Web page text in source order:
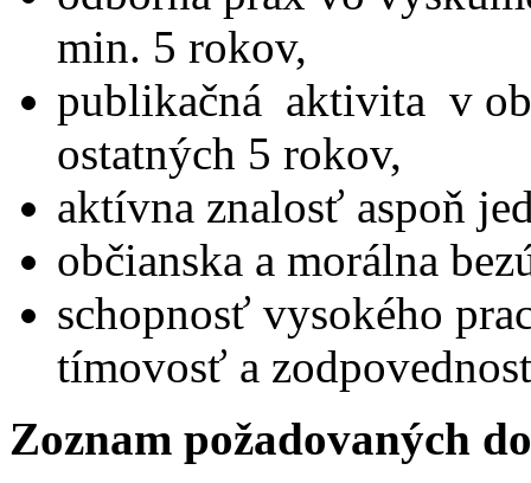
min. 5 rokov,
publikačná aktivita v
ostatných 5 rokov,
aktívna znalosť aspoň
občianska a morálna
schopnosť vysokého
tímovosť a
Zoznam požadovaných